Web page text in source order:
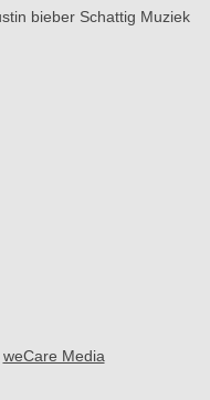
weCare Media